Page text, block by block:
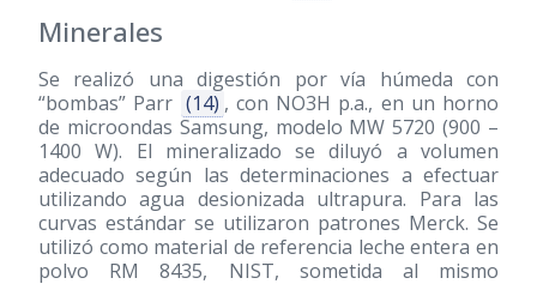
Minerales
Se realizó una digestión por vía húmeda con
“bombas” Parr (14) , con NO3H p.a., en un horno
de microondas Samsung, modelo MW 5720 (900 –
1400 W). El mineralizado se diluyó a volumen
adecuado según las determinaciones a efectuar
utilizando agua desionizada ultrapura. Para las
curvas estándar se utilizaron patrones Merck. Se
utilizó como material de referencia leche entera en
polvo RM 8435, NIST, sometida al mismo